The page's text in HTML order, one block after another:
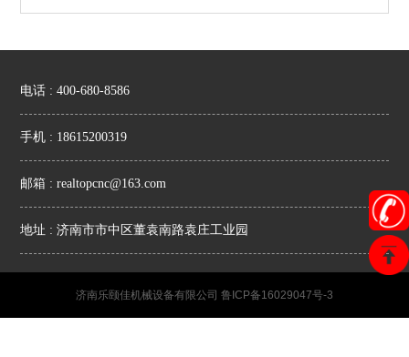
电话 : 400-680-8586
手机 : 18615200319
邮箱 : realtopcnc@163.com
地址 : 济南市市中区董袁南路袁庄工业园
济南乐颐佳机械设备有限公司 鲁ICP备16029047号-3